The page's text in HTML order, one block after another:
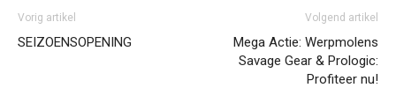
Vorig artikel
SEIZOENSOPENING
Volgend artikel
Mega Actie: Werpmolens
Savage Gear & Prologic:
Profiteer nu!